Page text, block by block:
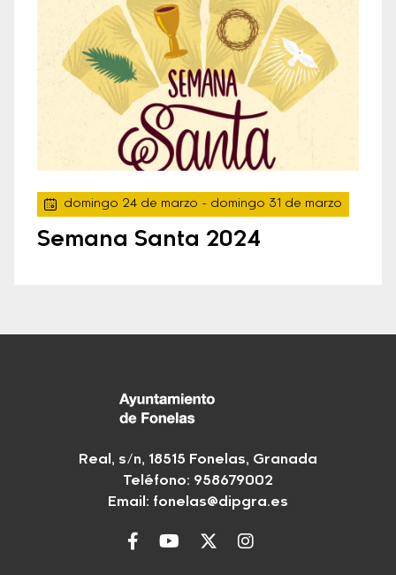
domingo 24 de marzo - domingo 31 de marzo
Semana Santa 2024
Real, s/n, 18515 Fonelas, Granada
Teléfono: 958679002
Email: fonelas@dipgra.es